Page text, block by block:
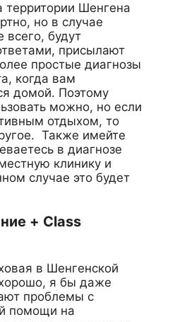
территории Шенгена
но в случае
всего, будут
присылают
простые диагнозы
когда вам
домой. Поэтому
можно, но если
отдыхом, то
Также имейте
в диагнозе
клинику и
случае это будет
+ Class
в Шенгенской
я бы даже
проблемы с
помощи на